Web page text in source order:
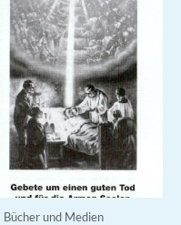
Bücher und Medien